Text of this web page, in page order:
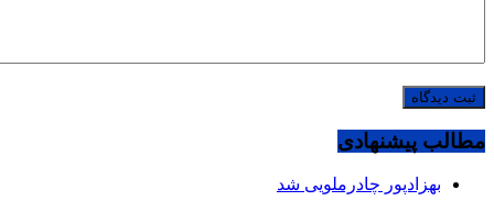
مطالب پیشنهادی
بهزادپور چادرملویی شد